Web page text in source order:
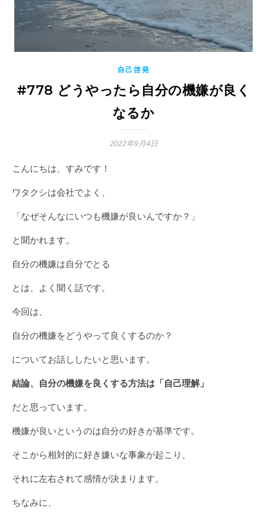
自己啓発
#778 どうやったら自分の機嫌が良く
なるか
2022年9月4日
こんにちは、すみです！
ワタクシは会社でよく、
「なぜそんなにいつも機嫌が良いんですか？」
と聞かれます。
自分の機嫌は自分でとる
とは、よく聞く話です。
今回は、
自分の機嫌をどうやって良くするのか？
についてお話ししたいと思います。
結論、自分の機嫌を良くする方法は「自己理解」
だと思っています。
機嫌が良いというのは自分の好きが基準です。
そこから相対的に好き嫌いな事象が起こり、
それに左右されて感情が決まります。
ちなみに、